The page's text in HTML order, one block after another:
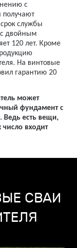
с
получают
службы
с двойным
120 лет. Кроме
На винтовые
гарантию 20
может
фундамент с
Ведь есть вещи,
число входит
СВАИ